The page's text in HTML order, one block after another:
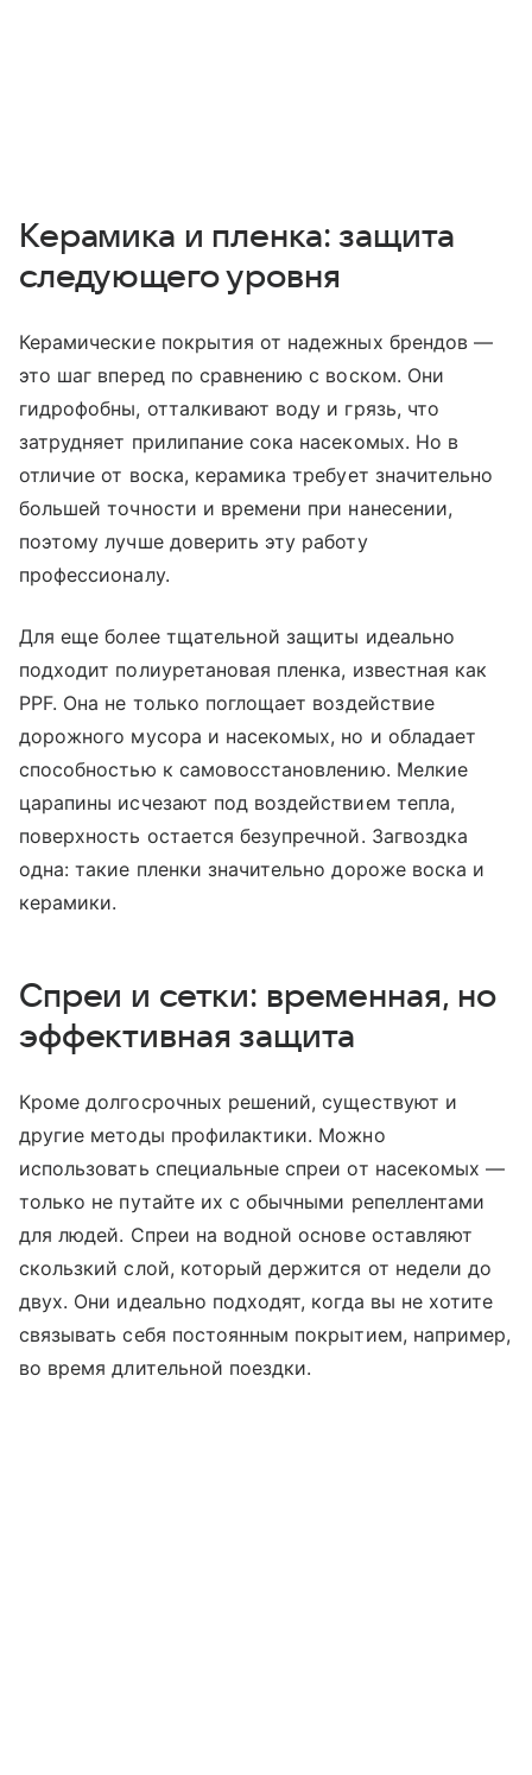
Керамика и пленка: защита
следующего уровня
Керамические покрытия от надежных брендов —
это шаг вперед по сравнению с воском. Они
гидрофобны, отталкивают воду и грязь, что
затрудняет прилипание сока насекомых. Но в
отличие от воска, керамика требует значительно
большей точности и времени при нанесении,
поэтому лучше доверить эту работу
профессионалу.
Для еще более тщательной защиты идеально
подходит полиуретановая пленка, известная как
PPF. Она не только поглощает воздействие
дорожного мусора и насекомых, но и обладает
способностью к самовосстановлению. Мелкие
царапины исчезают под воздействием тепла,
поверхность остается безупречной. Загвоздка
одна: такие пленки значительно дороже воска и
керамики.
Спреи и сетки: временная, но
эффективная защита
Кроме долгосрочных решений, существуют и
другие методы профилактики. Можно
использовать специальные спреи от насекомых —
только не путайте их с обычными репеллентами
для людей. Спреи на водной основе оставляют
скользкий слой, который держится от недели до
двух. Они идеально подходят, когда вы не хотите
связывать себя постоянным покрытием, например,
во время длительной поездки.